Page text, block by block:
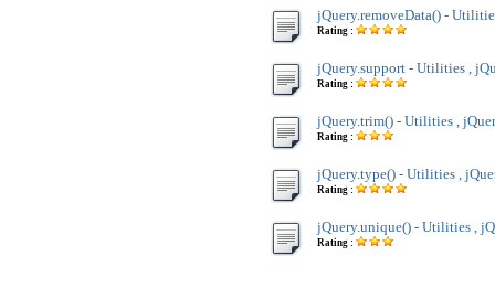
jQuery.removeData() -
Rating :
jQuery.support - Utilities ,
Rating :
jQuery.trim() - Utilities ,
Rating :
jQuery.type() - Utilities ,
Rating :
jQuery.unique() - Utilities ,
Rating :